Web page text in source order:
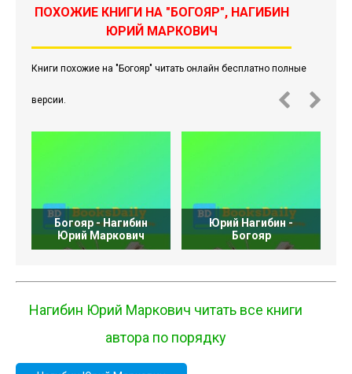
ПОХОЖИЕ КНИГИ НА "БОГОЯР", НАГИБИН
ЮРИЙ МАРКОВИЧ
Книги похожие на "Богояр" читать онлайн бесплатно полные
версии.
Богояр - Нагибин
Юрий Маркович
Юрий Нагибин -
Богояр
Нагибин Юрий Маркович читать все книги
автора по порядку